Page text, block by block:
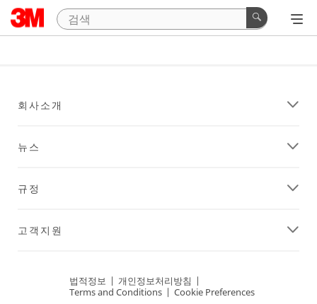
회사소개
뉴스
규정
고객지원
법적정보 | 개인정보처리방침 |
Terms and Conditions | Cookie Preferences